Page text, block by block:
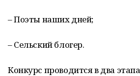
– Поэты наших дней;
– Сельский блогер.
Конкурс проводится в два